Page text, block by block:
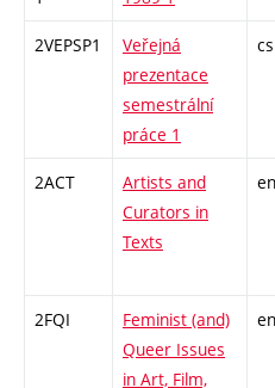
2VEPSP1
Veřejná
prezentace
semestrální
práce 1
cs
2ACT
Artists and
Curators in
Texts
en
2FQI
Feminist (and)
Queer Issues
in Art, Film,
en